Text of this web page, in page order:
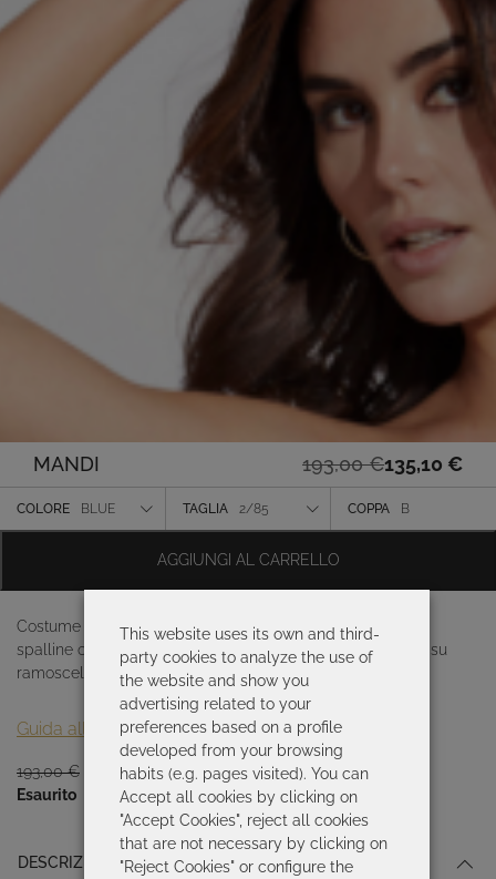
MANDI 193,00€
Il
prezzo
originale
135,10 €
Il
prezzo
attuale
Colore
COLORE BLUE TAGLIA 2/85 COPPA B
Costume da donna con scollo a fascia. Coppa morbida e
spalline opzionali. Vitale e allegra, questa stampa basata su
ramoscelli
Guida alle taglie
193,00€
prezzo
originale
193,00 €.
135,10€Il
prezzo
attuale
è:
135,10 €.
Esaurito
AGGIUNGI AL CARRELLO
DESCRIZIONE
This website uses its own and third-
party cookies to analyze the use of
the website and show you
advertising related to your
preferences based on a profile
developed from your browsing
habits (e.g. pages visited). You can
Accept all cookies by clicking on
"Accept Cookies", reject all cookies
that are not necessary by clicking on
"Reject Cookies" or configure the